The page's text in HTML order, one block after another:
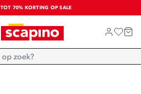
TOT 70% KORTING OP SALE
SALE: LAATSTE KANS!
SHOP NIEUW
Home